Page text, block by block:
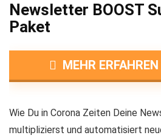
Newsletter BOOST
Paket
MEHR ERFAHREN
Wie Du in Corona Zeiten Deine
multiplizierst und automatisiert